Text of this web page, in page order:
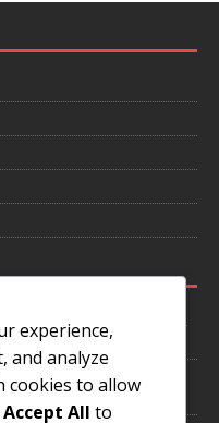
Routine di Riscaldamento,
degli infortuni,
experience,
and analyze
cookies to allow
Accept All to